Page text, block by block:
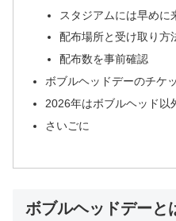
スタジアムには早めに
配布場所と受け取り方
配布数を事前確認
ボブルヘッドデーのチケ
2026年はボブルヘッド以
さいごに
ボブルヘッドデーと